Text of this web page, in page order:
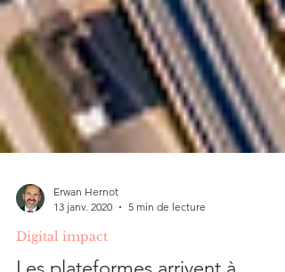
Erwan Hernot
13 janv. 2020